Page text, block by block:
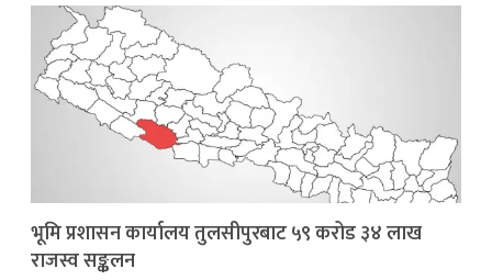
भूमि प्रशासन कार्यालय तुलसीपुरबाट ५९ करोड ३४ लाख
राजस्व सङ्कलन